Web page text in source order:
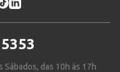
Sábados, das 10h às 17h